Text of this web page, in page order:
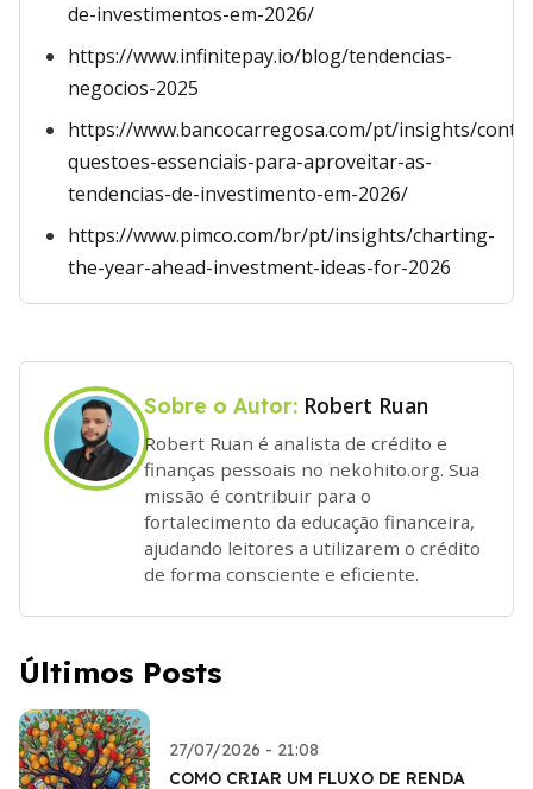
de-investimentos-em-2026/
https://www.infinitepay.io/blog/tendencias-
negocios-2025
https://www.bancocarregosa.com/pt/insights/
questoes-essenciais-para-aproveitar-as-
tendencias-de-investimento-em-2026/
https://www.pimco.com/br/pt/insights/charting-
the-year-ahead-investment-ideas-for-2026
Sobre o Autor: Robert Ruan
Robert Ruan é analista de crédito e
finanças pessoais no nekohito.org. Sua
missão é contribuir para o
fortalecimento da educação financeira,
ajudando leitores a utilizarem o crédito
de forma consciente e eficiente.
Últimos Posts
27/07/2026 - 21:08
COMO CRIAR UM FLUXO DE RENDA